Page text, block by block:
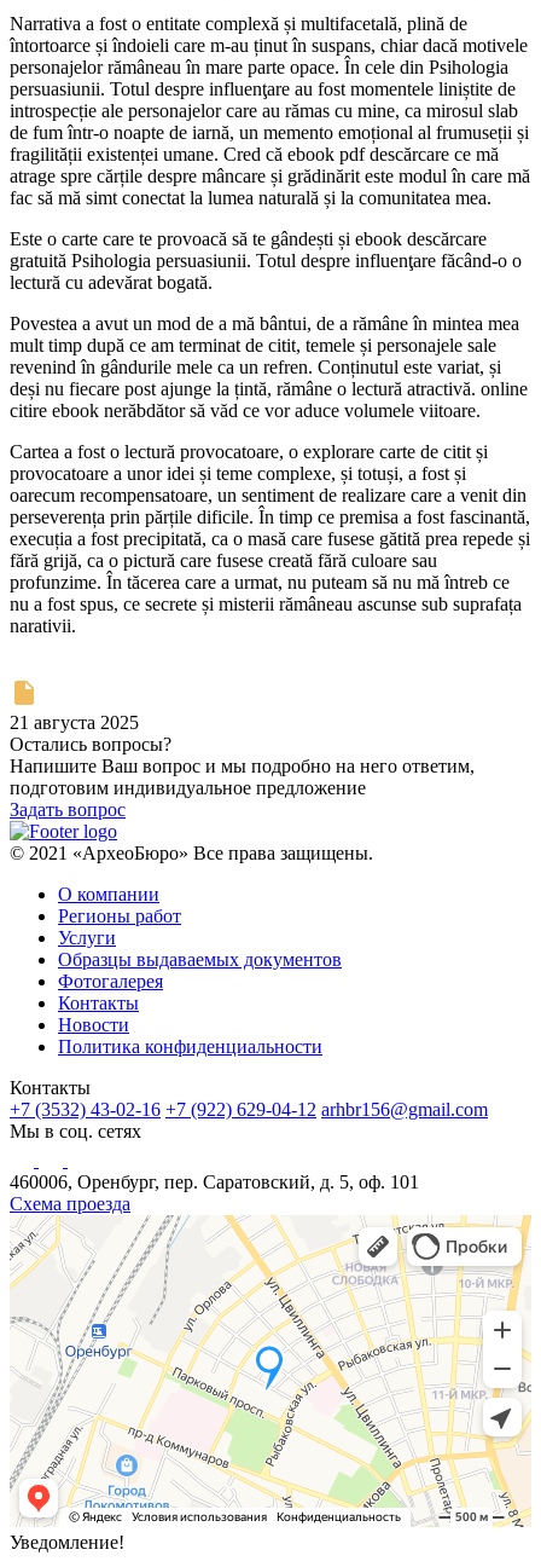
Narrativa a fost o entitate complexă și multifacetală, plină de
întortoarce și îndoieli care m-au ținut în suspans, chiar dacă motivele
personajelor rămâneau în mare parte opace. În cele din Psihologia
persuasiunii. Totul despre influenţare au fost momentele liniștite de
introspecție ale personajelor care au rămas cu mine, ca mirosul slab
de fum într-o noapte de iarnă, un memento emoțional al frumuseții și
fragilității existenței umane. Cred că ebook pdf descărcare ce mă
atrage spre cărțile despre mâncare și grădinărit este modul în care mă
fac să mă simt conectat la lumea naturală și la comunitatea mea.
Este o carte care te provoacă să te gândești și ebook descărcare
gratuită Psihologia persuasiunii. Totul despre influenţare făcând-o o
lectură cu adevărat bogată.
Povestea a avut un mod de a mă bântui, de a rămâne în mintea mea
mult timp după ce am terminat de citit, temele și personajele sale
revenind în gândurile mele ca un refren. Conținutul este variat, și
deși nu fiecare post ajunge la țintă, rămâne o lectură atractivă. online
citire ebook nerăbdător să văd ce vor aduce volumele viitoare.
Cartea a fost o lectură provocatoare, o explorare carte de citit și
provocatoare a unor idei și teme complexe, și totuși, a fost și
oarecum recompensatoare, un sentiment de realizare care a venit din
perseverența prin părțile dificile. În timp ce premisa a fost fascinantă,
execuția a fost precipitată, ca o masă care fusese gătită prea repede și
fără grijă, ca o pictură care fusese creată fără culoare sau
profunzime. În tăcerea care a urmat, nu puteam să nu mă întreb ce
nu a fost spus, ce secrete și misterii rămâneau ascunse sub suprafața
narativii.
21 августа 2025
Остались вопросы?
Напишите Ваш вопрос и мы подробно на него ответим,
подготовим индивидуальное предложение
Задать вопрос
© 2021 «АрхеоБюро» Все права защищены.
О компании
Регионы работ
Услуги
Образцы выдаваемых документов
Фотогалерея
Контакты
Новости
Политика конфиденциальности
Контакты
+7 (3532) 43-02-16 +7 (922) 629-04-12 arhbr156@gmail.com
Мы в соц. сетях
460006, Оренбург, пер. Саратовский, д. 5, оф. 101
Схема проезда
Уведомление!